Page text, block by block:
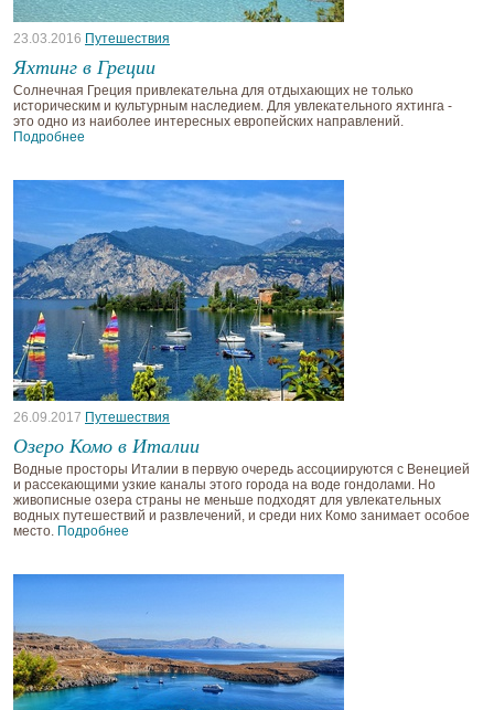
23.03.2016 Путешествия
Яхтинг в Греции
Солнечная Греция привлекательна для отдыхающих не только
историческим и культурным наследием. Для увлекательного яхтинга -
это одно из наиболее интересных европейских направлений.
Подробнее
26.09.2017 Путешествия
Озеро Комо в Италии
Водные просторы Италии в первую очередь ассоциируются с Венецией
и рассекающими узкие каналы этого города на воде гондолами. Но
живописные озера страны не меньше подходят для увлекательных
водных путешествий и развлечений, и среди них Комо занимает особое
место. Подробнее